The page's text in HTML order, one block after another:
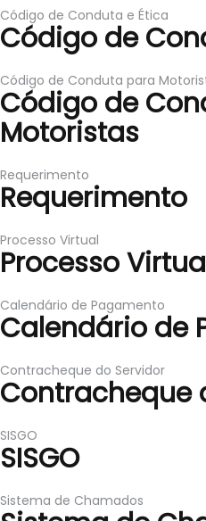
Código de Conduta e Ética
Código de
Código de Conduta para
Código de
Motoristas
Requerimento
Requerimento
Processo Virtual
Processo
Calendário de Pagamento
Calendário de
Contracheque do Servidor
Contracheque
SISGO
SISGO
Sistema de Chamados